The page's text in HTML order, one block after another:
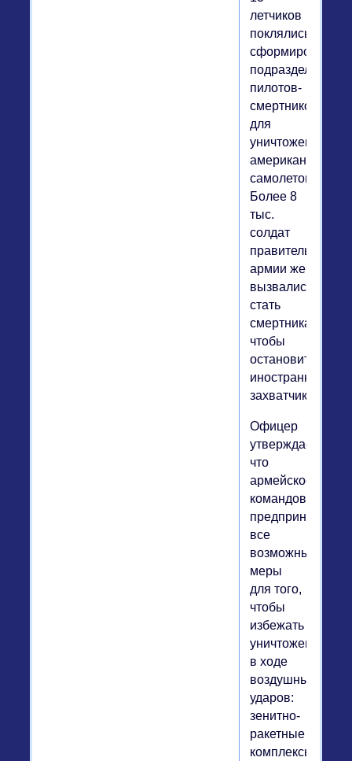
летчиков
поклялись
сформировать
подразделение
пилотов-
смертников
для
уничтожения
американских
самолетов.
Более 8
тыс.
солдат
армии же
вызвались
стать
смертниками,
чтобы
остановить
иностранных
захватчиков.
Офицер
утверждает,
что
армейское
командование
предприняло
все
возможные
меры
для того,
чтобы
избежать
уничтожения
в ходе
воздушных
ударов:
зенитно-
ракетные
комплексы